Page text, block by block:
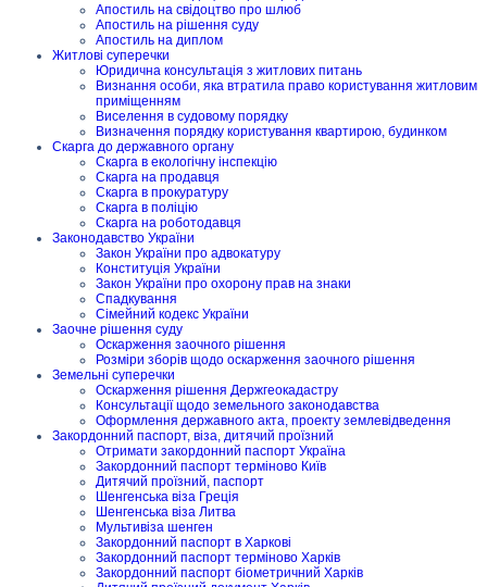
Апостиль на свідоцтво про шлюб
Апостиль на рішення суду
Апостиль на диплом
Житлові суперечки
Юридична консультація з житлових питань
Визнання особи, яка втратила право користування житловим
приміщенням
Виселення в судовому порядку
Визначення порядку користування квартирою, будинком
Скарга до державного органу
Скарга в екологічну інспекцію
Скарга на продавця
Скарга в прокуратуру
Скарга в поліцію
Скарга на роботодавця
Законодавство України
Закон України про адвокатуру
Конституція України
Закон України про охорону прав на знаки
Спадкування
Сімейний кодекс України
Заочне рішення суду
Оскарження заочного рішення
Розміри зборів щодо оскарження заочного рішення
Земельні суперечки
Оскарження рішення Держгеокадастру
Консультації щодо земельного законодавства
Оформлення державного акта, проекту землевідведення
Закордонний паспорт, віза, дитячий проїзний
Отримати закордонний паспорт Україна
Закордонний паспорт терміново Київ
Дитячий проїзний, паспорт
Шенгенська віза Греція
Шенгенська віза Литва
Мультивіза шенген
Закордонний паспорт в Харкові
Закордонний паспорт терміново Харків
Закордонний паспорт біометричний Харків